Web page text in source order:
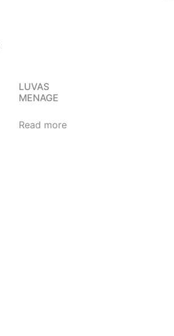
LUVAS
MENAGE
Read more